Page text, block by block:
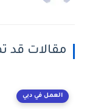
مقالات قد
العمل في دبي